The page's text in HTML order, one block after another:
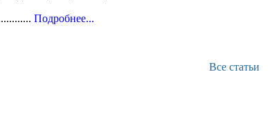
Подробнее...
Все статьи